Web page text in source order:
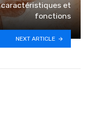
caractéristiques et
fonctions
NEXT ARTICLE